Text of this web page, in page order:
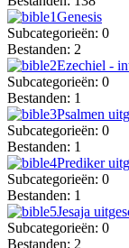
Genesis
Subcategorieën: 0
Bestanden: 2
Ezechiel -
Subcategorieën: 0
Bestanden: 1
Psalmen
Subcategorieën: 0
Bestanden: 1
Prediker
Subcategorieën: 0
Bestanden: 1
Jesaja
Subcategorieën: 0
Bestanden: 2